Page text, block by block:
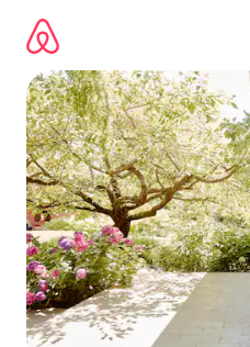
съдържанието